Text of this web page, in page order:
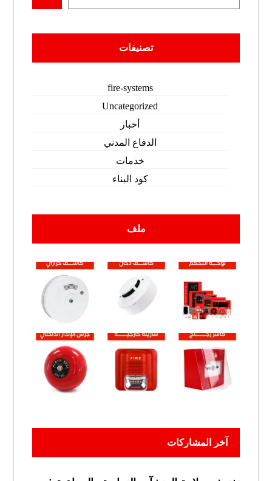
تصنيفات
fire-systems
Uncategorized
أخبار
الدفاع المدني
خدمات
كود البناء
ملف
آخر المشاركات